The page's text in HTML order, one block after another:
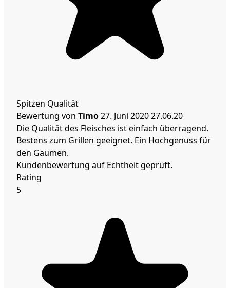
Spitzen Qualität
Bewertung von Timo27. Juni 202027.06.20
Die Qualität des Fleisches ist einfach überragend.
Bestens zum Grillen geeignet. Ein Hochgenuss für
den Gaumen.
Kundenbewertung auf Echtheit geprüft.
Rating
5